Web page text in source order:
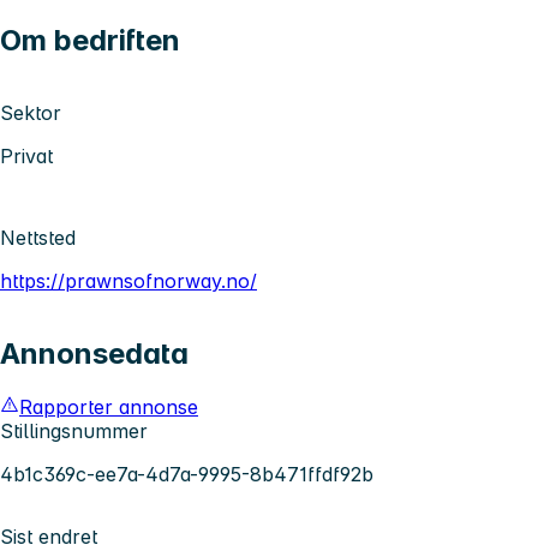
Om bedriften
Sektor
Privat
Nettsted
https://prawnsofnorway.no/
Annonsedata
Rapporter annonse
Stillingsnummer
4b1c369c-ee7a-4d7a-9995-8b471ffdf92b
Sist endret